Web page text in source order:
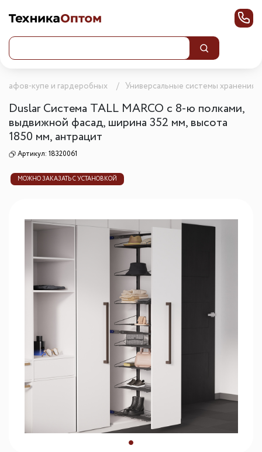
купе и гардеробных Универсальные системы хранения
Duslar Система TALL MARCO с 8-ю полками,
выдвижной фасад, ширина 352 мм, высота
1850 мм, антрацит
Артикул: 18320061
МОЖНО ЗАКАЗАТЬ С УСТАНОВКОЙ